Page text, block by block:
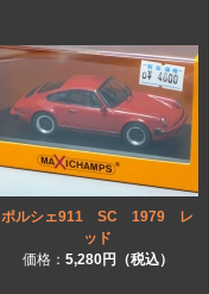
ポルシェ911 SC 1979 レ
ッド
価格： 5,280円（税込）